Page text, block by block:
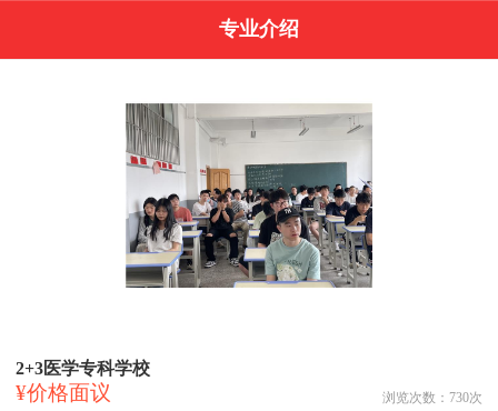
专业介绍
2+3医学专科学校
¥价格面议 浏览次数： 730次